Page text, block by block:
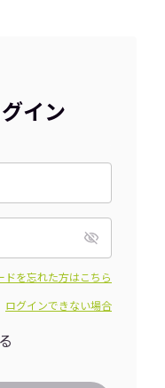
イン
ドを忘れた方はこちら
ログインできない場合